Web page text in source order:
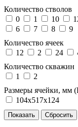
Количество стволов
0
1 10
6
7 8
9
Количество ячеек
12
2 24
Количество скважин
1
2
Размеры ячейки, мм
104х517х124